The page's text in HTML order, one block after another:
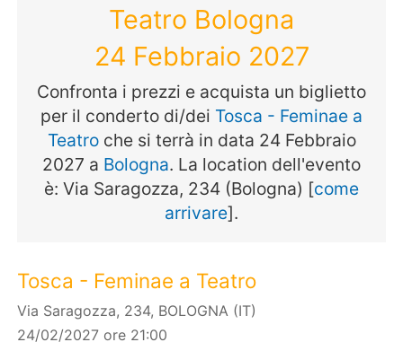
Teatro Bologna
24 Febbraio 2027
Confronta i prezzi e acquista un biglietto
per il conderto di/dei Tosca - Feminae a
Teatroche si terrà in data 24 Febbraio
2027 a Bologna. La location dell'evento
è: Via Saragozza, 234 (Bologna) [come
arrivare].
Tosca - Feminae a Teatro
Via Saragozza, 234, BOLOGNA (IT)
24/02/2027 ore 21:00